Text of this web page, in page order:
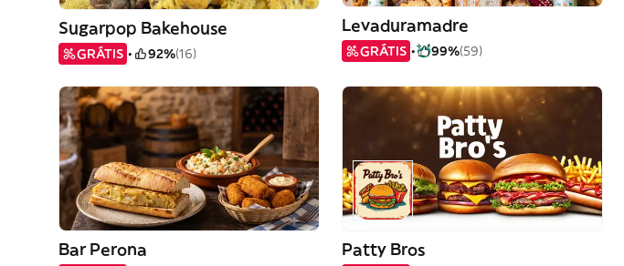
Sugarpop Bakehouse
GRÁTIS 92%(16)
Levaduramadre
GRÁTIS 99%(59)
Bar Perona Patty Bros